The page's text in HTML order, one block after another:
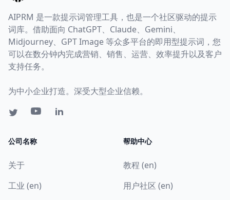
AIPRM 是一款提示词管理工具，也是一个社区驱动的提示
词库。借助面向 ChatGPT、Claude、Gemini、
Midjourney、GPT Image 等众多平台的即用型提示词，您
可以在数分钟内完成营销、销售、运营、效率提升以及客户
支持任务。
为中小企业打造。深受大型企业信赖。
公司名称
关于
工业 (en)
帮助中心
教程 (en)
用户社区 (en)